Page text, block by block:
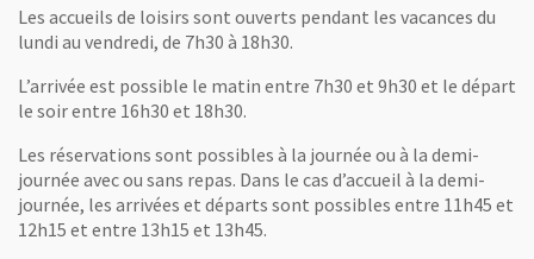
Les accueils de loisirs sont ouverts pendant les vacances du
lundi au vendredi, de 7h30 à 18h30.
L’arrivée est possible le matin entre 7h30 et 9h30 et le départ
le soir entre 16h30 et 18h30.
Les réservations sont possibles à la journée ou à la demi-
journée avec ou sans repas. Dans le cas d’accueil à la demi-
journée, les arrivées et départs sont possibles entre 11h45 et
12h15 et entre 13h15 et 13h45.